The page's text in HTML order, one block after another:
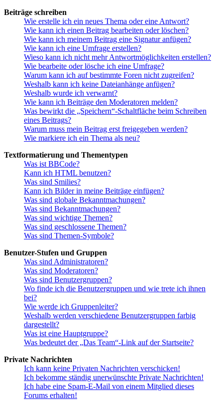
Beiträge schreiben
Wie erstelle ich ein neues Thema oder eine Antwort?
Wie kann ich einen Beitrag bearbeiten oder löschen?
Wie kann ich meinem Beitrag eine Signatur anfügen?
Wie kann ich eine Umfrage erstellen?
Wieso kann ich nicht mehr Antwortmöglichkeiten erstellen?
Wie bearbeite oder lösche ich eine Umfrage?
Warum kann ich auf bestimmte Foren nicht zugreifen?
Weshalb kann ich keine Dateianhänge anfügen?
Weshalb wurde ich verwarnt?
Wie kann ich Beiträge den Moderatoren melden?
Was bewirkt die „Speichern“-Schaltfläche beim Schreiben
eines Beitrags?
Warum muss mein Beitrag erst freigegeben werden?
Wie markiere ich ein Thema als neu?
Textformatierung und Thementypen
Was ist BBCode?
Kann ich HTML benutzen?
Was sind Smilies?
Kann ich Bilder in meine Beiträge einfügen?
Was sind globale Bekanntmachungen?
Was sind Bekanntmachungen?
Was sind wichtige Themen?
Was sind geschlossene Themen?
Was sind Themen-Symbole?
Benutzer-Stufen und Gruppen
Was sind Administratoren?
Was sind Moderatoren?
Was sind Benutzergruppen?
Wo finde ich die Benutzergruppen und wie trete ich ihnen
bei?
Wie werde ich Gruppenleiter?
Weshalb werden verschiedene Benutzergruppen farbig
dargestellt?
Was ist eine Hauptgruppe?
Was bedeutet der „Das Team“-Link auf der Startseite?
Private Nachrichten
Ich kann keine Privaten Nachrichten verschicken!
Ich bekomme ständig unerwünschte Private Nachrichten!
Ich habe eine Spam-E-Mail von einem Mitglied dieses
Forums erhalten!